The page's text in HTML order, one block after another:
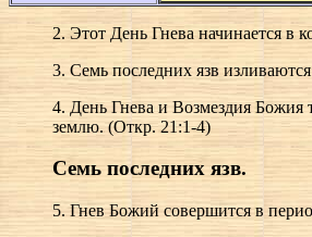
2. Этот День Гнева начинается в
3. Семь последних язв
4. День Гнева и Возмездия Божия
землю. (Откр. 21:1-4)
Семь последних язв.
5. Гнев Божий совершится в